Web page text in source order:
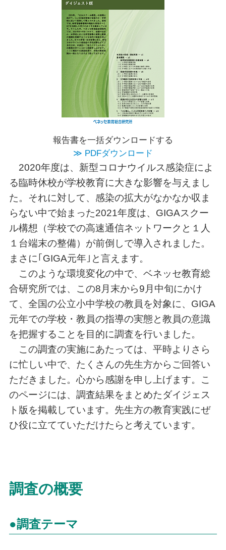
2020年度は、新型コロナウイルス感染症によ
る臨時休校が学校教育に大きな影響を与えまし
た。それに対して、感染の拡大がなかなか収ま
らない中で始まった2021年度は、GIGAスクー
ル構想（学校での高速通信ネットワークと１人
１台端末の整備）が前倒しで導入されました。
まさに｢GIGA元年｣と言えます。
このような環境変化の中で、ベネッセ教育総
合研究所では、この8月末から9月中旬にかけ
て、全国の公立小中学校の教員を対象に、GIGA
元年での学校・教員の指導の実態と教員の意識
を把握することを目的に調査を行いました。
この調査の実施にあたっては、平時よりさら
に忙しい中で、たくさんの先生方からご回答い
ただきました。心から感謝を申し上げます。こ
のページには、調査結果をまとめたダイジェス
ト版を掲載しています。先生方の教育実践にぜ
ひ役に立てていただけたらと考えています。
報告書を一括ダウンロードする
≫ PDFダウンロード
調査の概要
●調査テーマ